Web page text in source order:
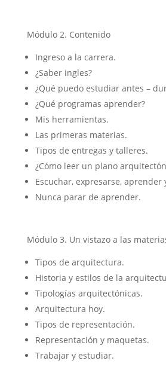
Módulo 2. Contenido
Ingreso a la carrera.
¿Saber ingles?
¿Qué puedo estudiar antes –
¿Qué programas aprender?
Mis herramientas.
Las primeras materias.
Tipos de entregas y talleres.
¿Cómo leer un plano
Escuchar, expresarse, aprender
Nunca parar de aprender.
Módulo 3. Un vistazo a las
Tipos de arquitectura.
Historia y estilos de la
Tipologías arquitectónicas.
Arquitectura hoy.
Tipos de representación.
Representación y maquetas.
Trabajar y estudiar.